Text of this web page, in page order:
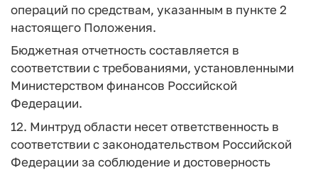
операций по средствам, указанным в пункте 2
настоящего Положения.
Бюджетная отчетность составляется в
соответствии с требованиями, установленными
Министерством финансов Российской
Федерации.
12. Минтруд области несет ответственность в
соответствии с законодательством Российской
Федерации за соблюдение и достоверность